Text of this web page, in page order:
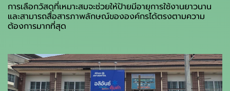
การเลือกวัสดุที่เหมาะสมจะช่วยให้ป้ายมีอายุการใช้งานยาวนาน
และสามารถสื่อสารภาพลักษณ์ขององค์กรได้ตรงตามความ
ต้องการมากที่สุด